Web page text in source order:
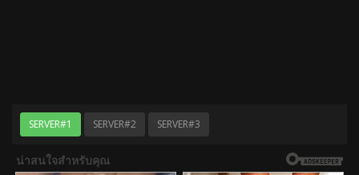
SERVER#1 SERVER#2 SERVER#3